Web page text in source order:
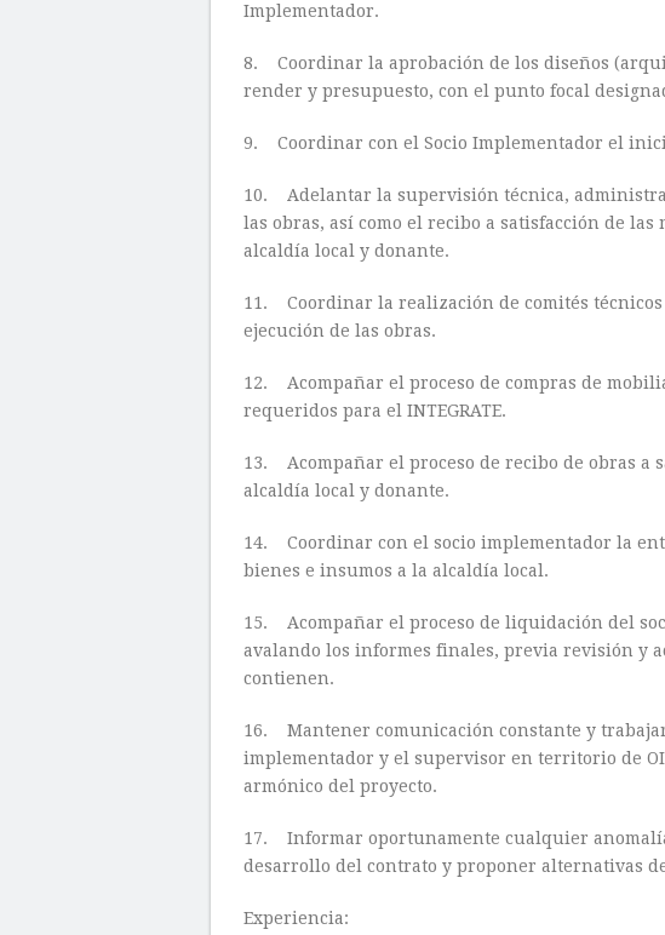
Implementador.
8. Coordinar la aprobación de los diseños
render y presupuesto, con el punto focal
9. Coordinar con el Socio Implementador el
10. Adelantar la supervisión técnica,
las obras, así como el recibo a satisfacción de las
alcaldía local y donante.
11. Coordinar la realización de comités
ejecución de las obras.
12. Acompañar el proceso de compras de
requeridos para el INTEGRATE.
13. Acompañar el proceso de recibo de obras a
alcaldía local y donante.
14. Coordinar con el socio implementador la
bienes e insumos a la alcaldía local.
15. Acompañar el proceso de liquidación del
avalando los informes finales, previa revisión y
contienen.
16. Mantener comunicación constante y
implementador y el supervisor en territorio de
armónico del proyecto.
17. Informar oportunamente cualquier
desarrollo del contrato y proponer alternativas
Experiencia: